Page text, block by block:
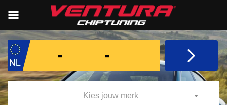
Kies jouw merk